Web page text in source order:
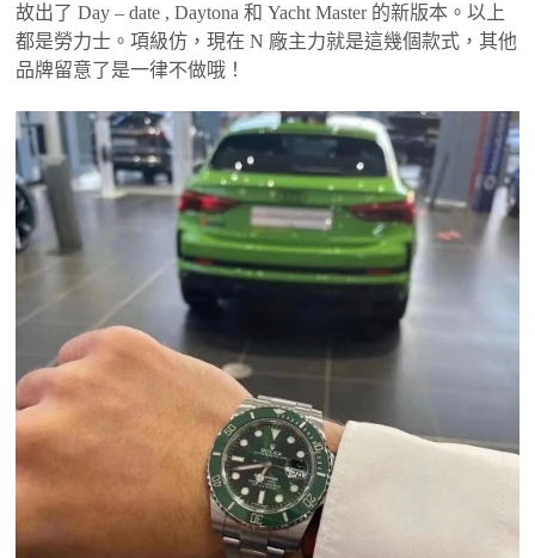
故出了 Day – date , Daytona 和 Yacht Master 的新版本。以上
都是勞力士。項級仿，現在 N 廠主力就是這幾個款式，其他
品牌留意了是一律不做哦！